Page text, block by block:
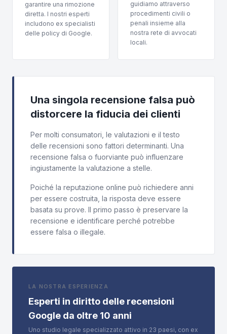
garantire una rimozione
diretta. I nostri esperti
includono ex specialisti
delle policy di Google.
guidiamo attraverso
procedimenti civili o
penali insieme alla
nostra rete di avvocati
locali.
Una singola recensione falsa può
distorcere la fiducia dei clienti
Per molti consumatori, le valutazioni e il testo
delle recensioni sono fattori determinanti. Una
recensione falsa o fuorviante può influenzare
ingiustamente la valutazione a stelle.
Poiché la reputazione online può richiedere anni
per essere costruita, la risposta deve essere
basata su prove. Il primo passo è preservare la
recensione e identificare perché potrebbe
essere falsa o illegale.
LA NOSTRA ESPERIENZA
Esperti in diritto delle recensioni
Google da oltre 10 anni
Uno studio legale specializzato attivo in 23 paesi, con ex